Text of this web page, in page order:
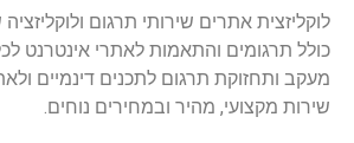
לוקליזצית אתרים שירותי תרגום
כולל תרגומים והתאמות לאתרי אינטרנט
מעקב ותחזוקת תרגום לתכנים דינמיים
שירות מקצועי, מהיר ובמחירים נוחים.